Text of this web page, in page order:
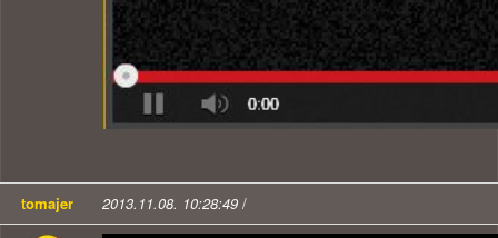
tomajer 2013.11.08. 10:28:49 /